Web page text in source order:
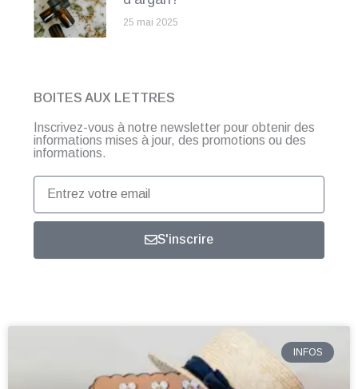
25 mai 2025
BOITES AUX LETTRES
Inscrivez-vous à notre newsletter pour obtenir des
informations mises à jour, des promotions ou des
informations.
Entrez
votre
email
S'inscrire
INFOS